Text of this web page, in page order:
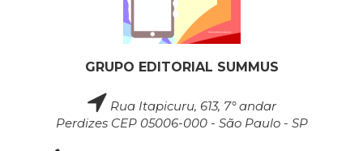
GRUPO EDITORIAL SUMMUS
Rua Itapicuru, 613, 7° andar
Perdizes CEP 05006-000 - São Paulo - SP